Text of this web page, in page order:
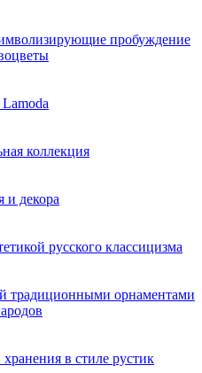
пробуждение
коллекция
и декора
русского классицизма
традиционными орнаментами
в стиле рустик